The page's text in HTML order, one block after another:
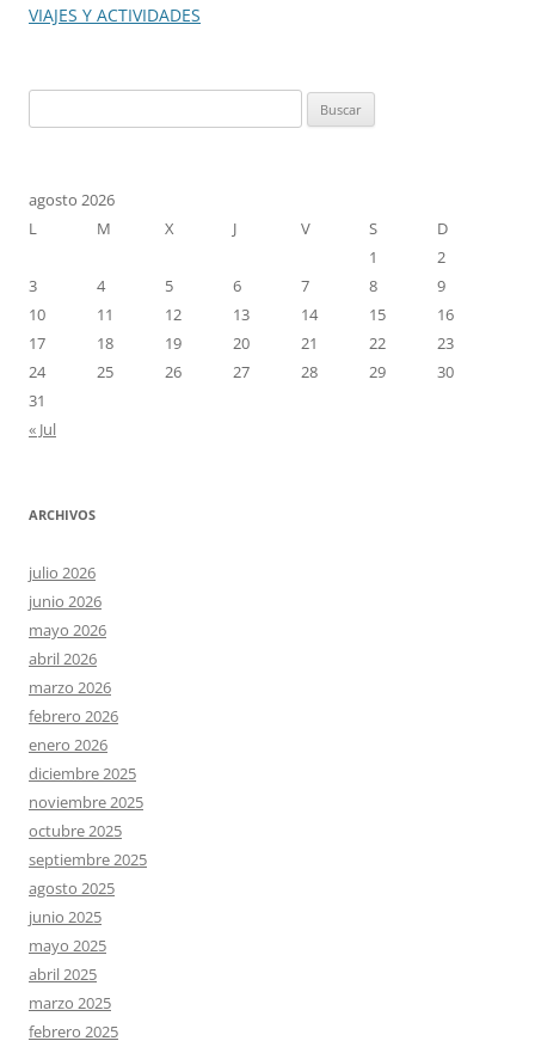
de
VIAJES Y ACTIVIDADES
agosto 2026
L
M X J V S
D
1
2
3
4 5 6 7 8
9
10
11 12 13 14 15
16
17
18 19 20 21 22
23
24
25 26 27 28 29
30
31
« Jul
ARCHIVOS
julio 2026
junio 2026
mayo 2026
abril 2026
marzo 2026
febrero 2026
enero 2026
diciembre 2025
noviembre 2025
octubre 2025
septiembre 2025
agosto 2025
junio 2025
mayo 2025
abril 2025
marzo 2025
febrero 2025